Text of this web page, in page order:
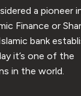
a pioneer
Finance or
bank
it’s one of the
in the world.